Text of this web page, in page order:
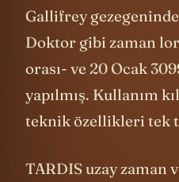
Gallifrey
Doktor gibi zaman
orası- ve 20 Ocak
yapılmış. Kullanım
teknik özellikleri tek
TARDIS uzay zaman